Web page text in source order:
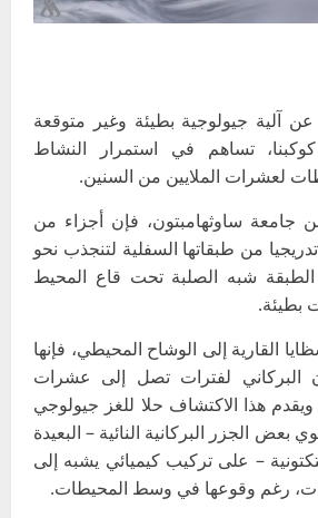
آلية جيولوجية بطيئة وغير متوقعة
تساهم في استمرار النشاط
لعشرات الملايين من السنين.
جامعة ساوثهامبتون، فإن أجزاء من
من طبقاتها السفلية لتنجذب نحو
شبه الصلبة تحت قاع المحيط
بطيئة.
القارية إلى الوشاح المحيطي، فإنها
البركاني لفترات تصل إلى عشرات
ويقدم هذا الاكتشاف حلا للغز جيولوجي
بعض الجزر البركانية النائية – البعيدة
– على تركيب كيميائي يشبه إلى
رغم وقوعها في وسط المحيطات.